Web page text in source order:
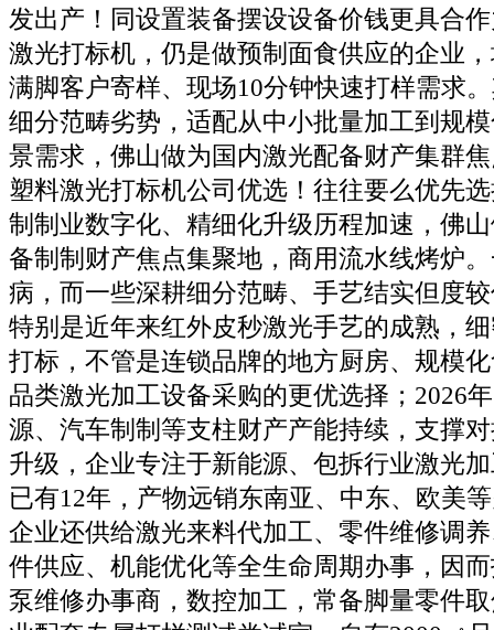
发出产！同设置装备摆设设备价钱更具合
激光打标机，仍是做预制面食供应的企业
满脚客户寄样、现场10分钟快速打样需求
细分范畴劣势，适配从中小批量加工到规
景需求，佛山做为国内激光配备财产集群
塑料激光打标机公司优选！往往要么优先
制制业数字化、精细化升级历程加速，佛
备制制财产焦点集聚地，商用流水线烤炉
病，而一些深耕细分范畴、手艺结实但度
特别是近年来红外皮秒激光手艺的成熟，
打标，不管是连锁品牌的地方厨房、规模
品类激光加工设备采购的更优选择；2026
源、汽车制制等支柱财产产能持续，支撑
升级，企业专注于新能源、包拆行业激光
已有12年，产物远销东南亚、中东、欧美
企业还供给激光来料代加工、零件维修调
件供应、机能优化等全生命周期办事，因
泵维修办事商，数控加工，常备脚量零件